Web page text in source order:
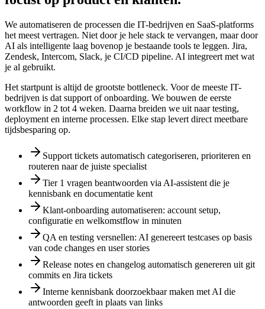
We automatiseren de processen die IT-bedrijven en SaaS-platforms
het meest vertragen. Niet door je hele stack te vervangen, maar door
AI als intelligente laag bovenop je bestaande tools te leggen. Jira,
Zendesk, Intercom, Slack, je CI/CD pipeline. AI integreert met wat
je al gebruikt.
Het startpunt is altijd de grootste bottleneck. Voor de meeste IT-
bedrijven is dat support of onboarding. We bouwen de eerste
workflow in 2 tot 4 weken. Daarna breiden we uit naar testing,
deployment en interne processen. Elke stap levert direct meetbare
tijdsbesparing op.
Support tickets automatisch categoriseren, prioriteren en
routeren naar de juiste specialist
Tier 1 vragen beantwoorden via AI-assistent die je
kennisbank en documentatie kent
Klant-onboarding automatiseren: account setup,
configuratie en welkomstflow in minuten
QA en testing versnellen: AI genereert testcases op basis
van code changes en user stories
Release notes en changelog automatisch genereren uit git
commits en Jira tickets
Interne kennisbank doorzoekbaar maken met AI die
antwoorden geeft in plaats van links